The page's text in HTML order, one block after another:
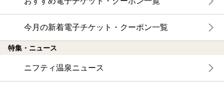
今月の新着電子チケット・クーポン一覧
特集・ニュース
ニフティ温泉ニュース